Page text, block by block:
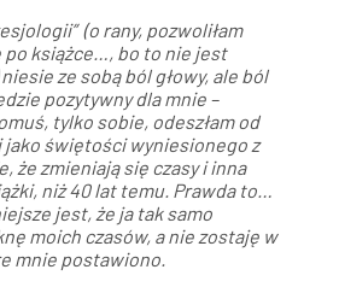
(o rany, pozwoliłam
po książce…, bo to nie jest
niesie ze sobą ból głowy, ale ból
pozytywny dla mnie –
tylko sobie, odeszłam od
jako świętości wyniesionego z
że zmieniają się czasy i inna
niż 40 lat temu. Prawda to…
jest, że ja tak samo
moich czasów, a nie zostaję w
mnie postawiono.